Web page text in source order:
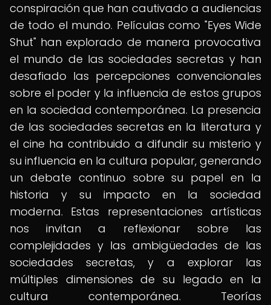
conspiración que han cautivado a audiencias
de todo el mundo. Películas como "Eyes Wide
Shut" han explorado de manera provocativa
el mundo de las sociedades secretas y han
desafiado las percepciones convencionales
sobre el poder y la influencia de estos grupos
en la sociedad contemporánea. La presencia
de las sociedades secretas en la literatura y
el cine ha contribuido a difundir su misterio y
su influencia en la cultura popular, generando
un debate continuo sobre su papel en la
historia y su impacto en la sociedad
moderna. Estas representaciones artísticas
nos invitan a reflexionar sobre las
complejidades y las ambigüedades de las
sociedades secretas, y a explorar las
múltiples dimensiones de su legado en la
cultura contemporánea. Teorías